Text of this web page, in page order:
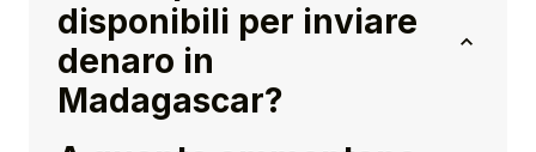
disponibili per inviare
denaro in
Madagascar?